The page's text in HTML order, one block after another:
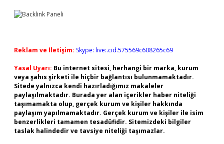
Reklam ve İletişim: Skype: live:.cid.575569c608265c69
Yasal Uyarı: Bu internet sitesi, herhangi bir marka, kurum
veya şahıs şirketi ile hiçbir bağlantısı bulunmamaktadır.
Sitede yalnızca kendi hazırladığımız makaleler
paylaşılmaktadır. Burada yer alan içerikler haber niteliği
taşımamakta olup, gerçek kurum ve kişiler hakkında
paylaşım yapılmamaktadır. Gerçek kurum ve kişiler ile isim
benzerlikleri tamamen tesadüfidir. Sitemizdeki bilgiler
taslak halindedir ve tavsiye niteliği taşımazlar.